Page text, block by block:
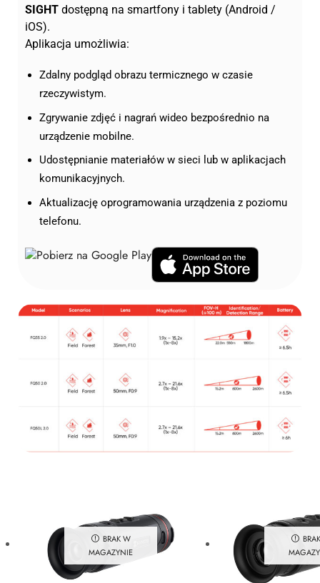
SIGHT dostępną na smartfony i tablety (Android /
iOS).
Aplikacja umożliwia:
Zdalny podgląd obrazu termicznego w czasie
rzeczywistym.
Zgrywanie zdjęć i nagrań wideo bezpośrednio na
urządzenie mobilne.
Udostępnianie materiałów w sieci lub w aplikacjach
komunikacyjnych.
Aktualizację oprogramowania urządzenia z poziomu
telefonu.
BRAK W
MAGAZYNIE